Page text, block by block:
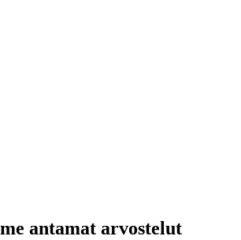
antamat arvostelut